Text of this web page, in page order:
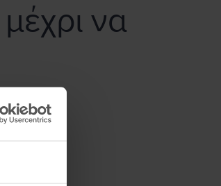
να